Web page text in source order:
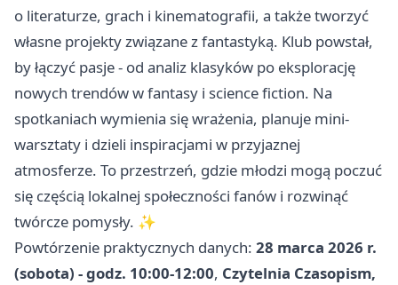
o literaturze, grach i kinematografii, a także tworzyć
własne projekty związane z fantastyką. Klub powstał,
by łączyć pasje - od analiz klasyków po eksplorację
nowych trendów w fantasy i science fiction. Na
spotkaniach wymienia się wrażenia, planuje mini-
warsztaty i dzieli inspiracjami w przyjaznej
atmosferze. To przestrzeń, gdzie młodzi mogą poczuć
się częścią lokalnej społeczności fanów i rozwinąć
twórcze pomysły. ✨
Powtórzenie praktycznych danych: 28 marca 2026 r.
(sobota) - godz. 10:00-12:00, Czytelnia Czasopism,